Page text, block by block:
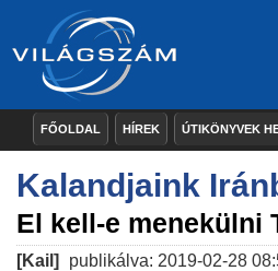
FŐOLDAL HÍREK ÚTIKÖNYVEK
Kalandjaink
El kell-e menekülni
[Kail] publikálva: 2019-02-28